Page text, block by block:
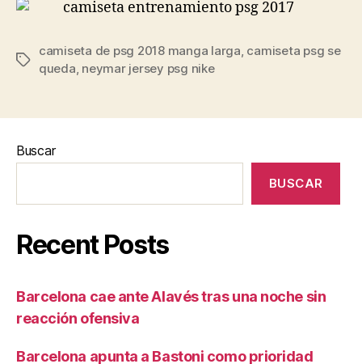
Etiquetas
camiseta de psg 2018 manga larga, camiseta psg se
queda, neymar jersey psg nike
Buscar
BUSCAR
Recent Posts
Barcelona cae ante Alavés tras una noche sin
reacción ofensiva
Barcelona apunta a Bastoni como prioridad